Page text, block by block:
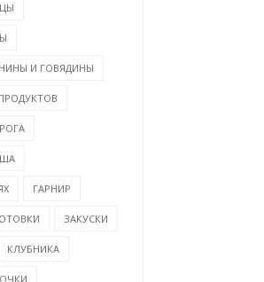
И ГОВЯДИНЫ
ГАРНИР
ЗАКУСКИ
КЛУБНИКА